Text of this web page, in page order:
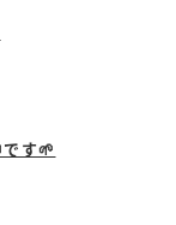
す🌱